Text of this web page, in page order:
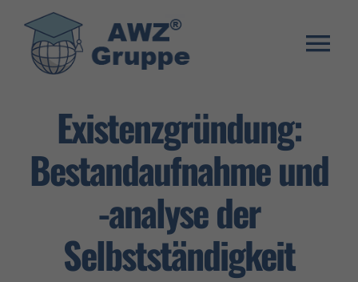
springen
Umschulung
Stellenangebote
Franchise System
Existenzgründung:
Bestandaufnahme und
-analyse der
Selbstständigkeit